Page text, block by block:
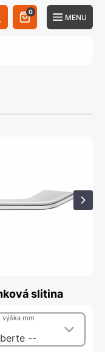
0
MENU
slitina
--
výška mm